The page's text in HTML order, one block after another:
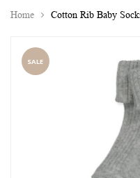
Home Cotton Rib Baby
SALE